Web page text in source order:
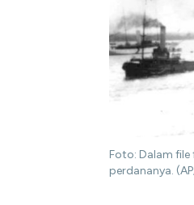
Foto: Dalam
perdananya.